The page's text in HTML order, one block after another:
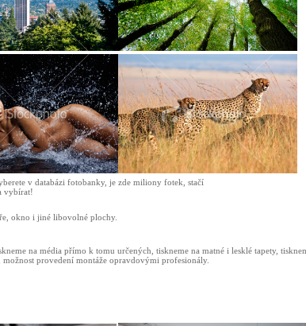
v databázi fotobanky, je zde miliony fotek, stačí
vybírat!
okno i jiné libovolné plochy.
na média přímo k tomu určených, tiskneme na matné i lesklé tapety,
provedení montáže opravdovými profesionály.